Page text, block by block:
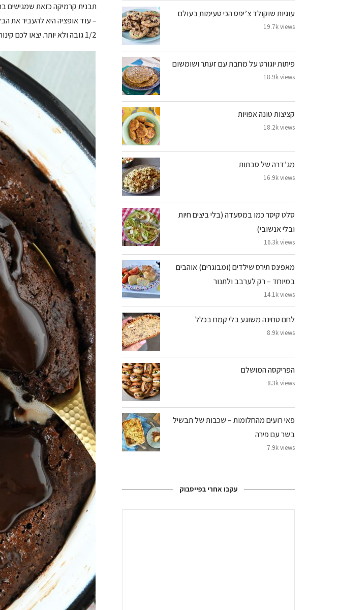
תבנית קרמיקה כזאת שמגישים
– עוד אופציה היא להעביר את
1/2 גובה ולא יותר. יצאו לכם קינוחי בראוניז עם לבה שוקולדית רותחת בפנים שהם חלום.
עוגיות שוקולד צ’יפס הכי טעימות בעולם
19.7k views
פיתות יוגורט על מחבת עם זעתר ושומשום
18.9k views
קציצות טונה אפויות
18.2k views
מג’דרה של סבתות
16.9k views
סלט קיסר כמו במסעדה (בלי ביצים חיות
ובלי אנשובי)
16.3k views
מאפינס תירס שילדים (ומבוגרים) אוהבים
במיוחד – רק לערבב ולתנור
14.1k views
לחם טחינה משוגע בלי קמח בכלל
8.9k views
הפריקסה המושלם
8.3k views
פאי רועים מהחלומות – שכבות של תבשיל
בשר עם פירה
7.9k views
עקבו אחרי בפייסבוק